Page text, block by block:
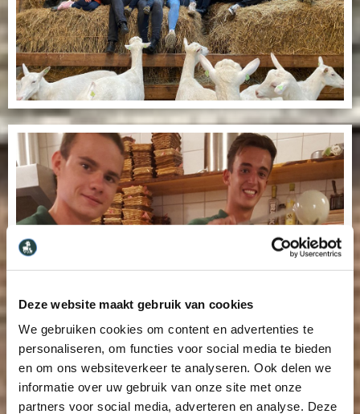
Deze website maakt gebruik van cookies
We gebruiken cookies om content en advertenties te
personaliseren, om functies voor social media te bieden
en om ons websiteverkeer te analyseren. Ook delen we
informatie over uw gebruik van onze site met onze
partners voor social media, adverteren en analyse. Deze